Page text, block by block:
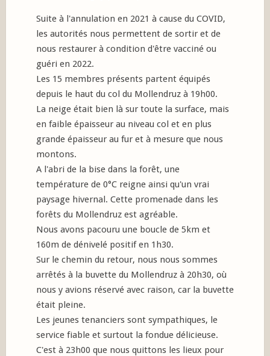
Suite à l'annulation en 2021 à cause du COVID,
les autorités nous permettent de sortir et de
nous restaurer à condition d'être vacciné ou
guéri en 2022.
Les 15 membres présents partent équipés
depuis le haut du col du Mollendruz à 19h00.
La neige était bien là sur toute la surface, mais
en faible épaisseur au niveau col et en plus
grande épaisseur au fur et à mesure que nous
montons.
A l'abri de la bise dans la forêt, une
température de 0°C reigne ainsi qu'un vrai
paysage hivernal. Cette promenade dans les
forêts du Mollendruz est agréable.
Nous avons pacouru une boucle de 5km et
160m de dénivelé positif en 1h30.
Sur le chemin du retour, nous nous sommes
arrêtés à la buvette du Mollendruz à 20h30, où
nous y avions réservé avec raison, car la buvette
était pleine.
Les jeunes tenanciers sont sympathiques, le
service fiable et surtout la fondue délicieuse.
C'est à 23h00 que nous quittons les lieux pour